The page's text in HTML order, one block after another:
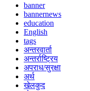
banner
bannernews
education
English
tags
अन्तरवार्ता
अन्तर्राष्ट्रिय
अपराध/सुरक्षा
अर्थ
खेलकुद